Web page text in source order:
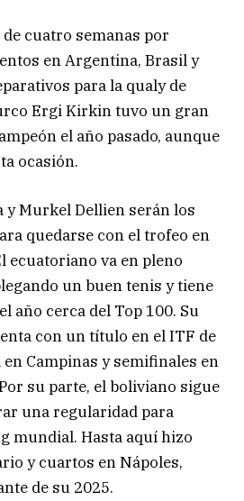
cuatro semanas por
en Argentina, Brasil y
para la qualy de
Ergi Kirkin tuvo un gran
el año pasado, aunque
ocasión.
y Murkel Dellien serán los
quedarse con el trofeo en
ecuatoriano va en pleno
un buen tenis y tiene
año cerca del Top 100. Su
con un título en el ITF de
Campinas y semifinales en
su parte, el boliviano sigue
una regularidad para
mundial. Hasta aquí hizo
y cuartos en Nápoles,
de su 2025.